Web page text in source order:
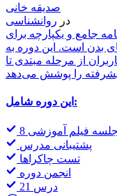
صدیقه خانی
در روانشناسی
جامع و یکپارچه برای
بدن است. این دوره به
از مرحله مبتدی تا
را پوشش می‌دهد
این دوره شامل:
8 جلسه فیلم آموزشی
پشتیبانی مدرس
تست چاکراها
انجمن دوره
21 درس